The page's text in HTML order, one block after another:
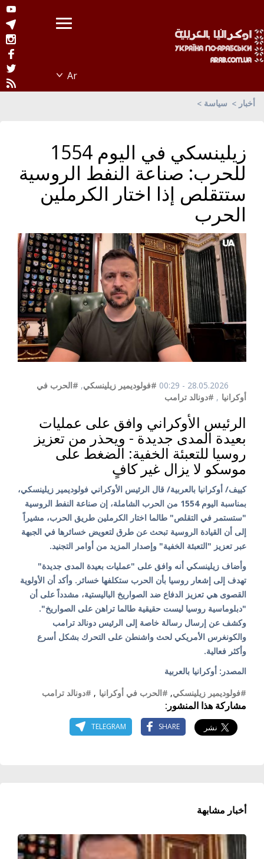
أخبار سياسة
زيلينسكي في اليوم 1554
للحرب: صناعة النفط الروسية
ستتقلص إذا اختار الكرملين
الحرب
28.05.2026 - 00:29 #فولوديمير زيلينسكي, #الحرب في
أوكرانيا , #دونالد ترامب
الرئيس الأوكراني وافق على عمليات
بعيدة المدى جديدة - ويحذر من تعزيز
روسيا للتعبئة الخفية: الضغط على
موسكو لا يزال غير كافٍ
كييف/ أوكرانيا بالعربية/ قال الرئيس الأوكراني فولوديمير زيلينسكي،
بمناسبة اليوم 1554 من الحرب الشاملة، إن صناعة النفط الروسية
"ستستمر في التقلص" طالما اختار الكرملين طريق الحرب، مشيراً
إلى أن القيادة الروسية تبحث عن طرق لتعويض خسائرها في الجبهة
عبر تعزيز "التعبئة الخفية" وإصدار المزيد من أوامر التجنيد.
وأضاف زيلينسكي أنه وافق على "عمليات بعيدة المدى جديدة"
تهدف إلى إشعار روسيا بأن الحرب ستكلفها خسائر. وأكد أن الأولوية
القصوى هي تعزيز الدفاع ضد الصواريخ الباليستية، مشدداً على أن
"دبلوماسية روسيا ليست حقيقية طالما تراهن على الصواريخ".
وكشف عن إرسال رسالة خاصة إلى الرئيس دونالد ترامب
والكونغرس الأمريكي لحث واشنطن على التحرك بشكل أسرع
وأكثر فعالية.
المصدر: أوكرانيا بالعربية
#فولوديمير زيلينسكي, #الحرب في أوكرانيا , #دونالد ترامب
مشاركة هذا المنشور:
SHARE
TELEGRAM
أخبار مشابهة